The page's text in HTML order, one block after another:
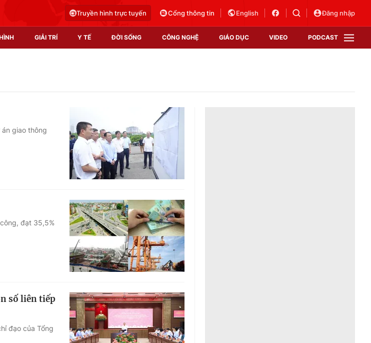
Truyền hình trực tuyến Cổng thông tin English Đăng nhập
GIẢI TRÍ Y TẾ ĐỜI SỐNG CÔNG NGHỆ GIÁO DỤC VIDEO PODCAST
Shorts video
Podcast
EMagazine
Photo
Infographic
Góc ảnh
Công nghệ
Hitech Công nghệ tương lai
Sản phẩm
Thị trường
VTV Sức khoẻ
giao thông
đạt 35,5%
số liên tiếp
đạo của Tổng